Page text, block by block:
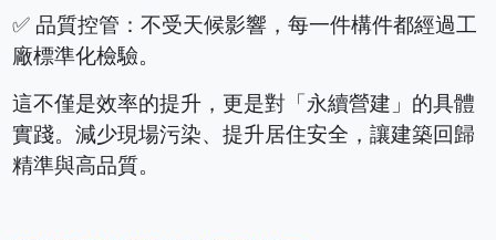
✅ 品質控管：不受天候影響，每一件構件都經過工
廠標準化檢驗。
這不僅是效率的提升，更是對「永續營建」的具體
實踐。減少現場污染、提升居住安全，讓建築回歸
精準與高品質。